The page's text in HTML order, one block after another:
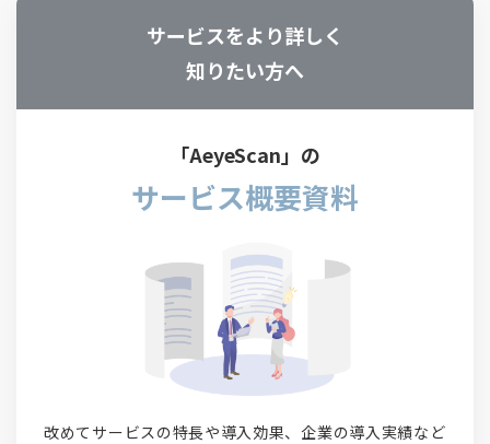
サービスをより詳しく
知りたい方へ
「AeyeScan」の
サービス概要資料
改めてサービスの特長や導入効果、企業の導入実績など